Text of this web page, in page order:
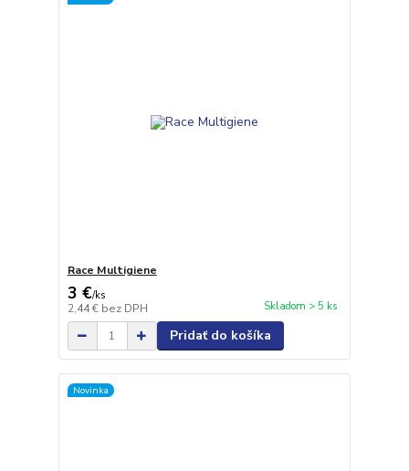
Race Multigiene
3 €/ks
2,44 € bez DPH Skladom > 5 ks
Pridať do košíka
Novinka